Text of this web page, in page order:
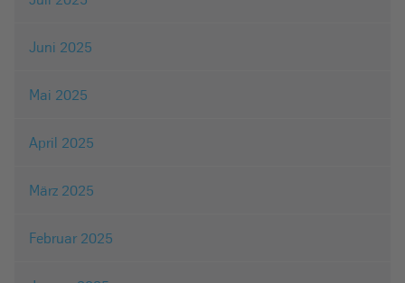
Juni 2025
Mai 2025
April 2025
März 2025
Februar 2025